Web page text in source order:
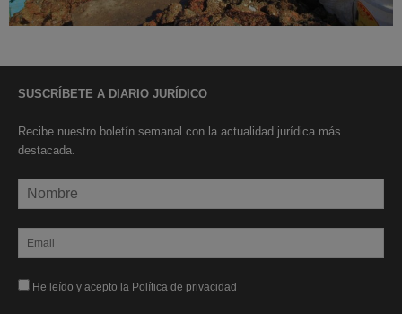
SUSCRÍBETE A DIARIO JURÍDICO
Recibe nuestro boletín semanal con la actualidad jurídica más
destacada.
He leído y acepto la Política de privacidad